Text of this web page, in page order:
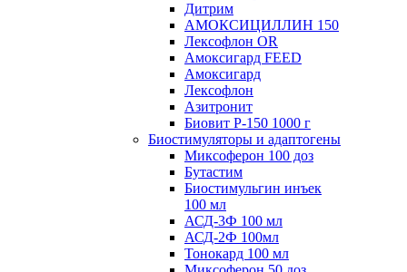
Дитрим
АМОКСИЦИЛЛИН 150
Лексофлон OR
Амоксигард FEED
Амоксигард
Лексофлон
Азитронит
Биовит Р-150 1000 г
Биостимуляторы и адаптогены
Миксоферон 100 доз
Бутастим
Биостимульгин инъек
100 мл
АСД-3Ф 100 мл
АСД-2Ф 100мл
Тонокард 100 мл